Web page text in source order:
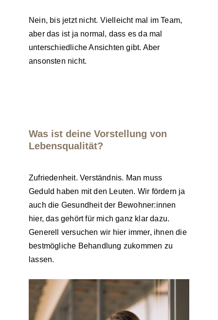
Nein, bis jetzt nicht. Vielleicht mal im Team,
aber das ist ja normal, dass es da mal
unterschiedliche Ansichten gibt. Aber
ansonsten nicht.
Was ist deine Vorstellung von
Lebensqualität?
Zufriedenheit. Verständnis. Man muss
Geduld haben mit den Leuten. Wir fördern ja
auch die Gesundheit der Bewohner:innen
hier, das gehört für mich ganz klar dazu.
Generell versuchen wir hier immer, ihnen die
bestmögliche Behandlung zukommen zu
lassen.